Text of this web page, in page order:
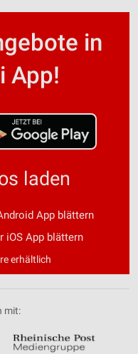
in
App!
laden
App blättern
iOS App blättern
erhältlich
mit: